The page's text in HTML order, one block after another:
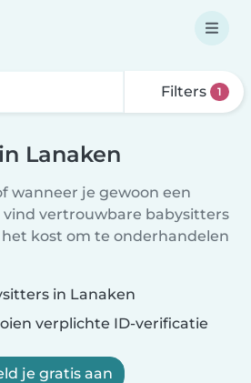
Filters 1
Lanaken
wanneer je gewoon een
vind vertrouwbare babysitters
kost om te onderhandelen
in Lanaken
verplichte ID-verificatie
je gratis aan